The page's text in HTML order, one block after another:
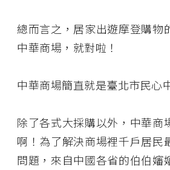
總而言之，居家出遊摩登購物
中華商場，就對啦！
中華商場簡直就是臺北市民心
除了各式大採購以外，中華商
啊！為了解決商場裡千戶居民
問題，來自中國各省的伯伯嬸